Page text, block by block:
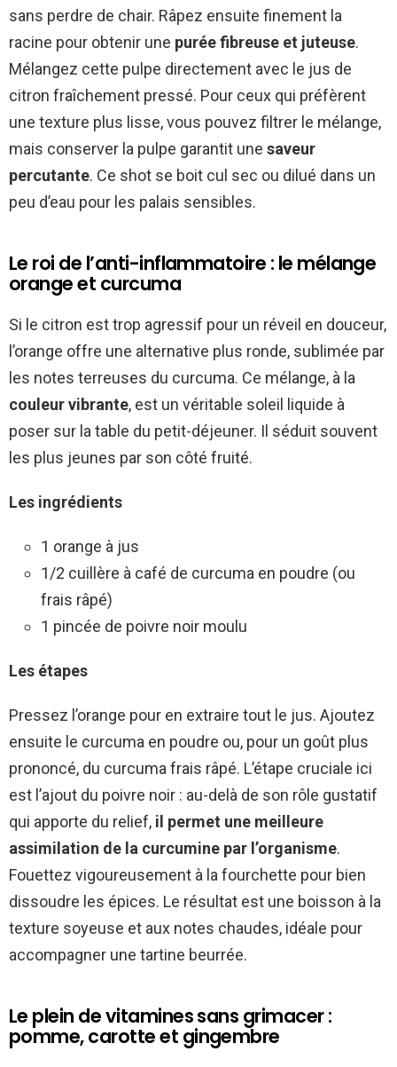
sans perdre de chair. Râpez ensuite finement la
racine pour obtenir une purée fibreuse et juteuse.
Mélangez cette pulpe directement avec le jus de
citron fraîchement pressé. Pour ceux qui préfèrent
une texture plus lisse, vous pouvez filtrer le mélange,
mais conserver la pulpe garantit une saveur
percutante. Ce shot se boit cul sec ou dilué dans un
peu d’eau pour les palais sensibles.
Le roi de l’anti-inflammatoire : le mélange
orange et curcuma
Si le citron est trop agressif pour un réveil en douceur,
l’orange offre une alternative plus ronde, sublimée par
les notes terreuses du curcuma. Ce mélange, à la
couleur vibrante, est un véritable soleil liquide à
poser sur la table du petit-déjeuner. Il séduit souvent
les plus jeunes par son côté fruité.
Les ingrédients
1 orange à jus
1/2 cuillère à café de curcuma en poudre (ou
frais râpé)
1 pincée de poivre noir moulu
Les étapes
Pressez l’orange pour en extraire tout le jus. Ajoutez
ensuite le curcuma en poudre ou, pour un goût plus
prononcé, du curcuma frais râpé. L’étape cruciale ici
est l’ajout du poivre noir : au-delà de son rôle gustatif
qui apporte du relief, il permet une meilleure
assimilation de la curcumine par l’organisme.
Fouettez vigoureusement à la fourchette pour bien
dissoudre les épices. Le résultat est une boisson à la
texture soyeuse et aux notes chaudes, idéale pour
accompagner une tartine beurrée.
Le plein de vitamines sans grimacer :
pomme, carotte et gingembre